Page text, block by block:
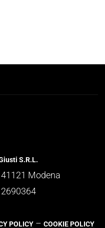
S.R.L.
Modena
POLICY – COOKIE POLICY